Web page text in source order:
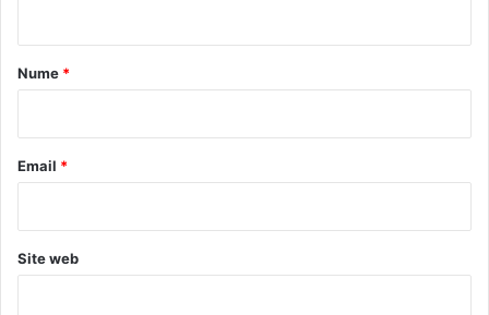
r
*
Nume *
Email *
Site web